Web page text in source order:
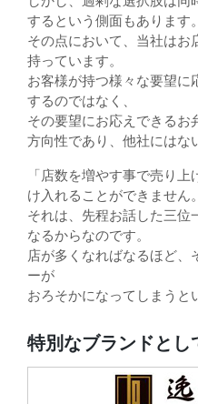
するという側面もあります。
その点において、当社はお
持っています。
お客様が持つ様々な要望に
するのではなく、
その要望にお応えできるお
方向性であり、他社にはな
「店数を増やす事で売り
け入れることができません。
それは、先程お話した三位
なるからなのです。
店が多くなればなるほど、
ーが
おろそかになってしまうと
特別なブランドとし